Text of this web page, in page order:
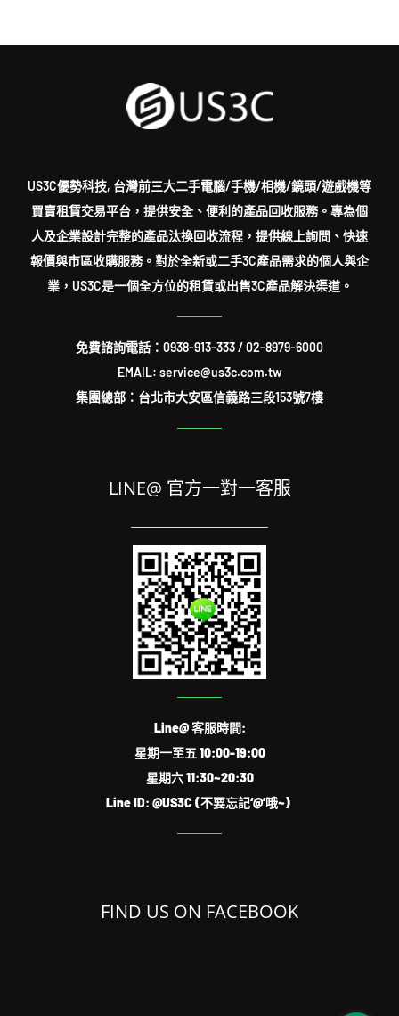
US3C優勢科技, 台灣前三大二手電腦/手機/相機/鏡頭/遊戲機等
買賣租賃交易平台，提供安全、便利的產品回收服務。專為個
人及企業設計完整的產品汰換回收流程，提供線上詢問、快速
報價與市區收購服務。對於全新或二手3C產品需求的個人與企
業，US3C是一個全方位的租賃或出售3C產品解決渠道。
免費諮詢電話： 0938-913-333/02-8979-6000
EMAIL: service@us3c.com.tw
集團總部：台北市大安區信義路三段153號7樓
LINE@ 官方一對一客服
Line@ 客服時間:
星期一至五 10:00-19:00
星期六 11:30~20:30
Line ID: @US3C (不要忘記‘@’哦~)
FIND US ON FACEBOOK